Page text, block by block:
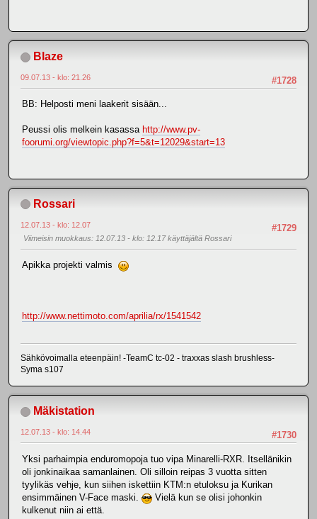
Blaze
#1728
09.07.13 - klo: 21.26
BB: Helposti meni laakerit sisään...
Peussi olis melkein kasassa http://www.pv-
foorumi.org/viewtopic.php?f=5&t=12029&start=13
Rossari
#1729
12.07.13 - klo: 12.07
Viimeisin muokkaus: 12.07.13 - klo: 12.17 käyttäjältä Rossari
Apikka projekti valmis
http://www.nettimoto.com/aprilia/rx/1541542
Sähkövoimalla eteenpäin! -TeamC tc-02 - traxxas slash brushless-
Syma s107
Mäkistation
#1730
12.07.13 - klo: 14.44
Yksi parhaimpia enduromopoja tuo vipa Minarelli-RXR. Itsellänikin
oli jonkinaikaa samanlainen. Oli silloin reipas 3 vuotta sitten
tyylikäs vehje, kun siihen iskettiin KTM:n etuloksu ja Kurikan
ensimmäinen V-Face maski.
Vielä kun se olisi johonkin
kulkenut niin ai että.